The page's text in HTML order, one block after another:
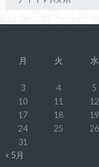
月
火 水
3
4 5
10
11 12
17
18 19
24
25 26
31
« 5月